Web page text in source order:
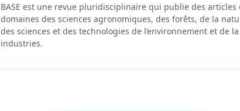
BASE est une revue pluridisciplinaire qui publie des articles
domaines des sciences agronomiques, des forêts, de la
des sciences et des technologies de l’environnement et de
industries.